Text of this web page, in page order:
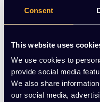
Consent
This website uses
We use cookies to
provide social media
We also share
our social media,
Vraag jouw